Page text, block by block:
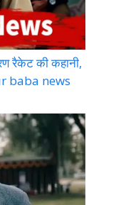
रैकेट की कहानी,
baba news